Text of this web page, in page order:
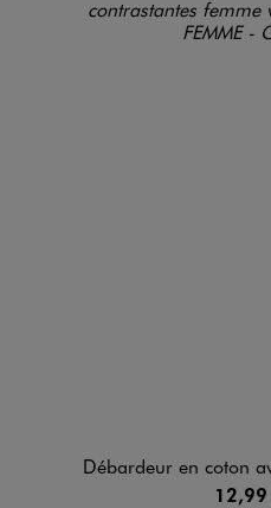
Débardeur en coton avec